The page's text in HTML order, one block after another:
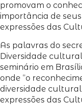
promovam o
importância de
expressões das
As palavras do
Diversidade
seminário em
onde “o
diversidade
expressões das